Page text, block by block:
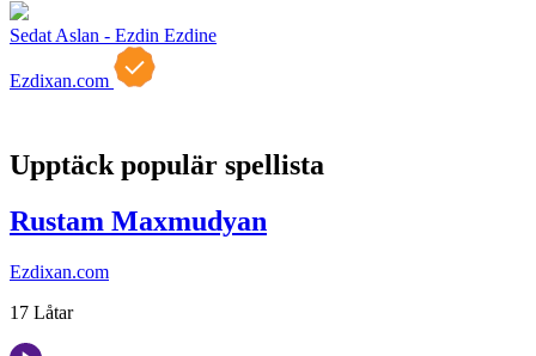
Sedat Aslan - Ezdin Ezdine
Ezdixan.com
Upptäck populär spellista
Rustam Maxmudyan
Ezdixan.com
17 Låtar